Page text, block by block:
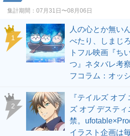
集計期間： 07月31日〜08月06日
1
人の心とか無い
べたり、しまじ
トフル映画『ち
つ』ネタバレ考
フコラム：オッシ
2
『テイルズ オ
ズ オブ デステ
禁。
イラスト企画は